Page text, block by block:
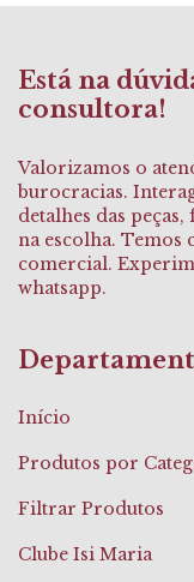
Está na
consultora!
Valorizamos o
burocracias.
detalhes das
na escolha.
comercial.
whatsapp.
Início
Produtos por
Filtrar Produtos
Clube Isi Maria